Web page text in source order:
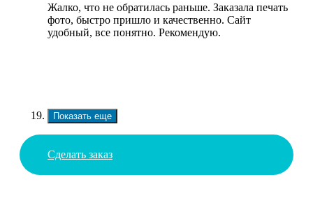
Жалко, что не обратилась раньше. Заказала печать
фото, быстро пришло и качественно. Сайт
удобный, все понятно. Рекомендую.
Показать еще
Сделать заказ